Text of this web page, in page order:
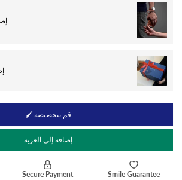
🖌 قم بتخصيصه
إضافة إلى العربة